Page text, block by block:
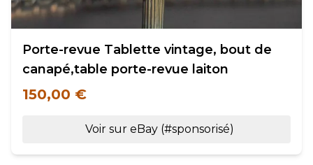
Porte-revue Tablette vintage, bout de
canapé,table porte-revue laiton
150,00 €
Voir sur eBay (#sponsorisé)